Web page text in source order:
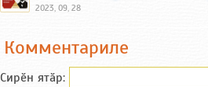
2023, 09, 28
Комментариле
Сирӗн ятӑp: